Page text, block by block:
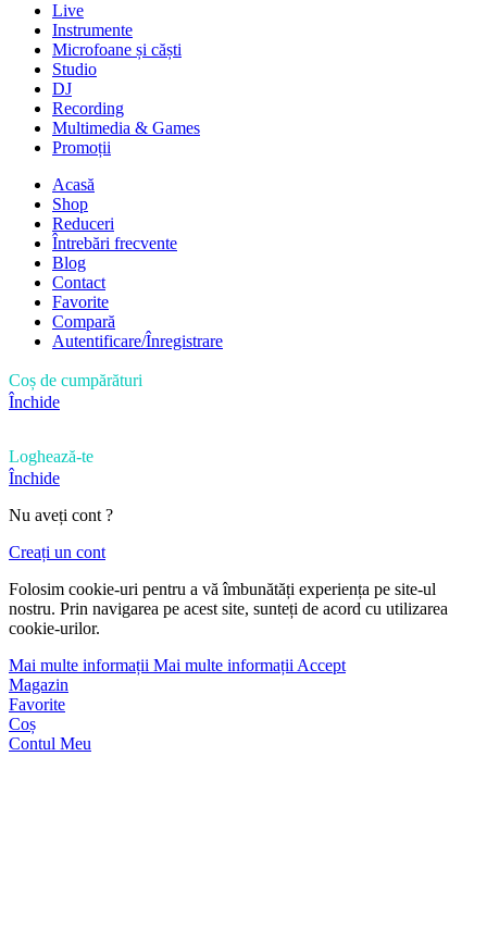
Live
Instrumente
Microfoane și căști
Studio
DJ
Recording
Multimedia & Games
Promoții
Acasă
Shop
Reduceri
Întrebări frecvente
Blog
Contact
Favorite
Compară
Autentificare/Înregistrare
Coș de cumpărături
Închide
Loghează-te
Închide
Nu aveți cont ?
Creați un cont
Folosim cookie-uri pentru a vă îmbunătăți experiența pe site-ul
nostru. Prin navigarea pe acest site, sunteți de acord cu utilizarea
cookie-urilor.
Mai multe informații Mai multe informațiiAccept
Magazin
Favorite
Coș
Contul Meu